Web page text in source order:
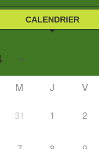
CALENDRIER
M J V
31 1 2